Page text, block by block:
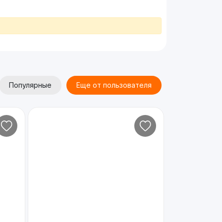
Популярные Еще от пользователя